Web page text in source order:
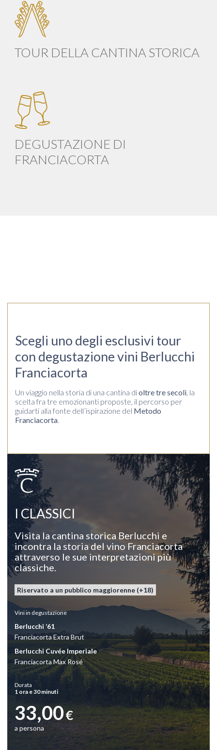
TOUR DELLA CANTINA STORICA
DEGUSTAZIONE DI
FRANCIACORTA
Scegli uno degli esclusivi tour
con degustazione vini Berlucchi
Franciacorta
Un viaggio nella storia di una cantina dioltre tre secoli, la
scelta fra tre emozionanti proposte, il percorso per
guidarti alla fonte dell’ispirazione del Metodo
Franciacorta.
I CLASSICI
Visita la cantina storica Berlucchi e
incontra la storia del vino Franciacorta
attraverso le sue interpretazioni più
classiche.
Riservato a un pubblico maggiorenne (+18)
Viniin degustazione
Berlucchi ’61
Franciacorta Extra Brut
Berlucchi Cuvée Imperiale
Franciacorta Max Rosé
Durata
1 ora e 30 minuti
33,00€
a persona